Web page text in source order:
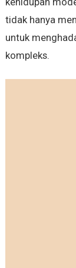
tidak hanya
untuk
kompleks.